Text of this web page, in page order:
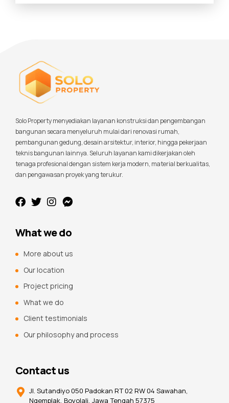
Solo Property menyediakan layanan konstruksi dan pengembangan
bangunan secara menyeluruh mulai dari renovasi rumah,
pembangunan gedung, desain arsitektur, interior, hingga pekerjaan
teknis bangunan lainnya. Seluruh layanan kami dikerjakan oleh
tenaga profesional dengan sistem kerja modern, material berkualitas,
dan pengawasan proyek yang terukur.
What we do
More about us
Our location
Project pricing
What we do
Client testimonials
Our philosophy and process
Contact us
Jl. Sutandiyo 050 Padokan RT 02 RW 04 Sawahan,
Ngemplak, Boyolali, Jawa Tengah 57375